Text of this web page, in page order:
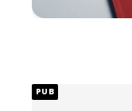
PUB